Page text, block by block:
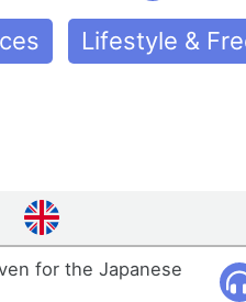
Lifestyle &
for the Japanese